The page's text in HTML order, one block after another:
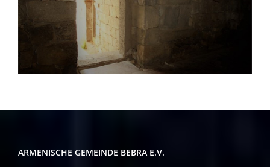
ARMENISCHE GEMEINDE BEBRA E.V.